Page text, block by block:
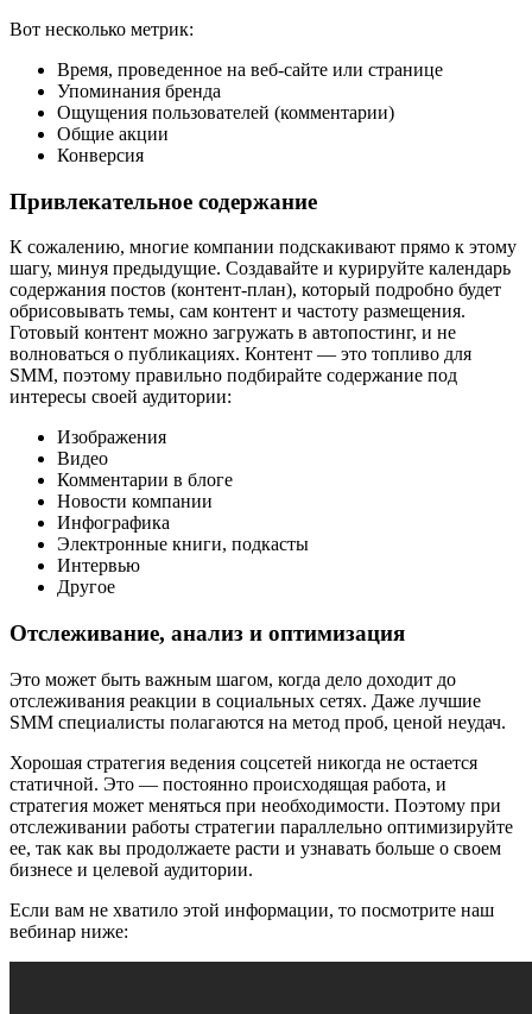
Вот несколько метрик:
Время, проведенное на веб-сайте или странице
Упоминания бренда
Ощущения пользователей (комментарии)
Общие акции
Конверсия
Привлекательное содержание
К сожалению, многие компании подскакивают прямо к этому
шагу, минуя предыдущие. Создавайте и курируйте календарь
содержания постов (контент-план), который подробно будет
обрисовывать темы, сам контент и частоту размещения.
Готовый контент можно загружать в автопостинг, и не
волноваться о публикациях. Контент — это топливо для
SMM, поэтому правильно подбирайте содержание под
интересы своей аудитории:
Изображения
Видео
Комментарии в блоге
Новости компании
Инфографика
Электронные книги, подкасты
Интервью
Другое
Отслеживание, анализ и оптимизация
Это может быть важным шагом, когда дело доходит до
отслеживания реакции в социальных сетях. Даже лучшие
SMM специалисты полагаются на метод проб, ценой неудач.
Хорошая стратегия ведения соцсетей никогда не остается
статичной. Это — постоянно происходящая работа, и
стратегия может меняться при необходимости. Поэтому при
отслеживании работы стратегии параллельно оптимизируйте
ее, так как вы продолжаете расти и узнавать больше о своем
бизнесе и целевой аудитории.
Если вам не хватило этой информации, то посмотрите наш
вебинар ниже: